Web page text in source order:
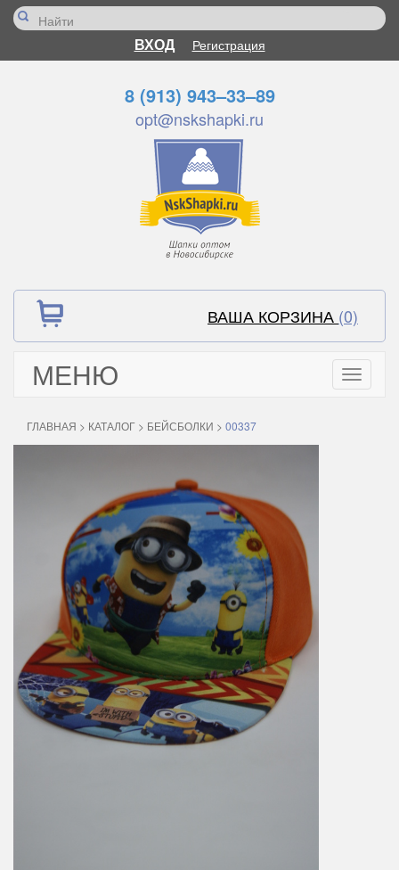
ВХОД Регистрация
8 (913) 943–33–89
opt@nskshapki.ru
ВАША КОРЗИНА (0)
МЕНЮ
Toggle
ГЛАВНАЯ > КАТАЛОГ > БЕЙСБОЛКИ > 00337